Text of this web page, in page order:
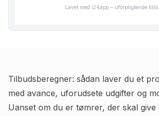
Lavet med i24app – uforpligtende
Tilbudsberegner: sådan laver du et
med avance, uforudsete udgifter og
Uanset om du er tømrer, der skal give